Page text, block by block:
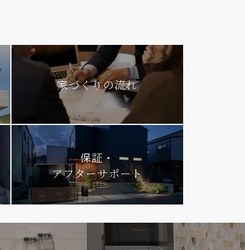
家づくりの流れ
保証・
アフターサポート